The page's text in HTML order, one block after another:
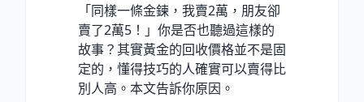
「同樣一條金鍊，我賣2萬，朋友卻
賣了2萬5！」你是否也聽過這樣的
故事？其實黃金的回收價格並不是固
定的，懂得技巧的人確實可以賣得比
別人高。本文告訴你原因。